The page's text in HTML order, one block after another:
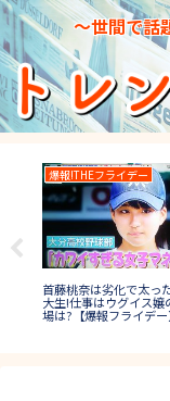
～世間で話
爆報!THEフライデー
首藤桃奈は劣化で太っ
大生!仕事はウグイス嬢
場は?【爆報フライデー